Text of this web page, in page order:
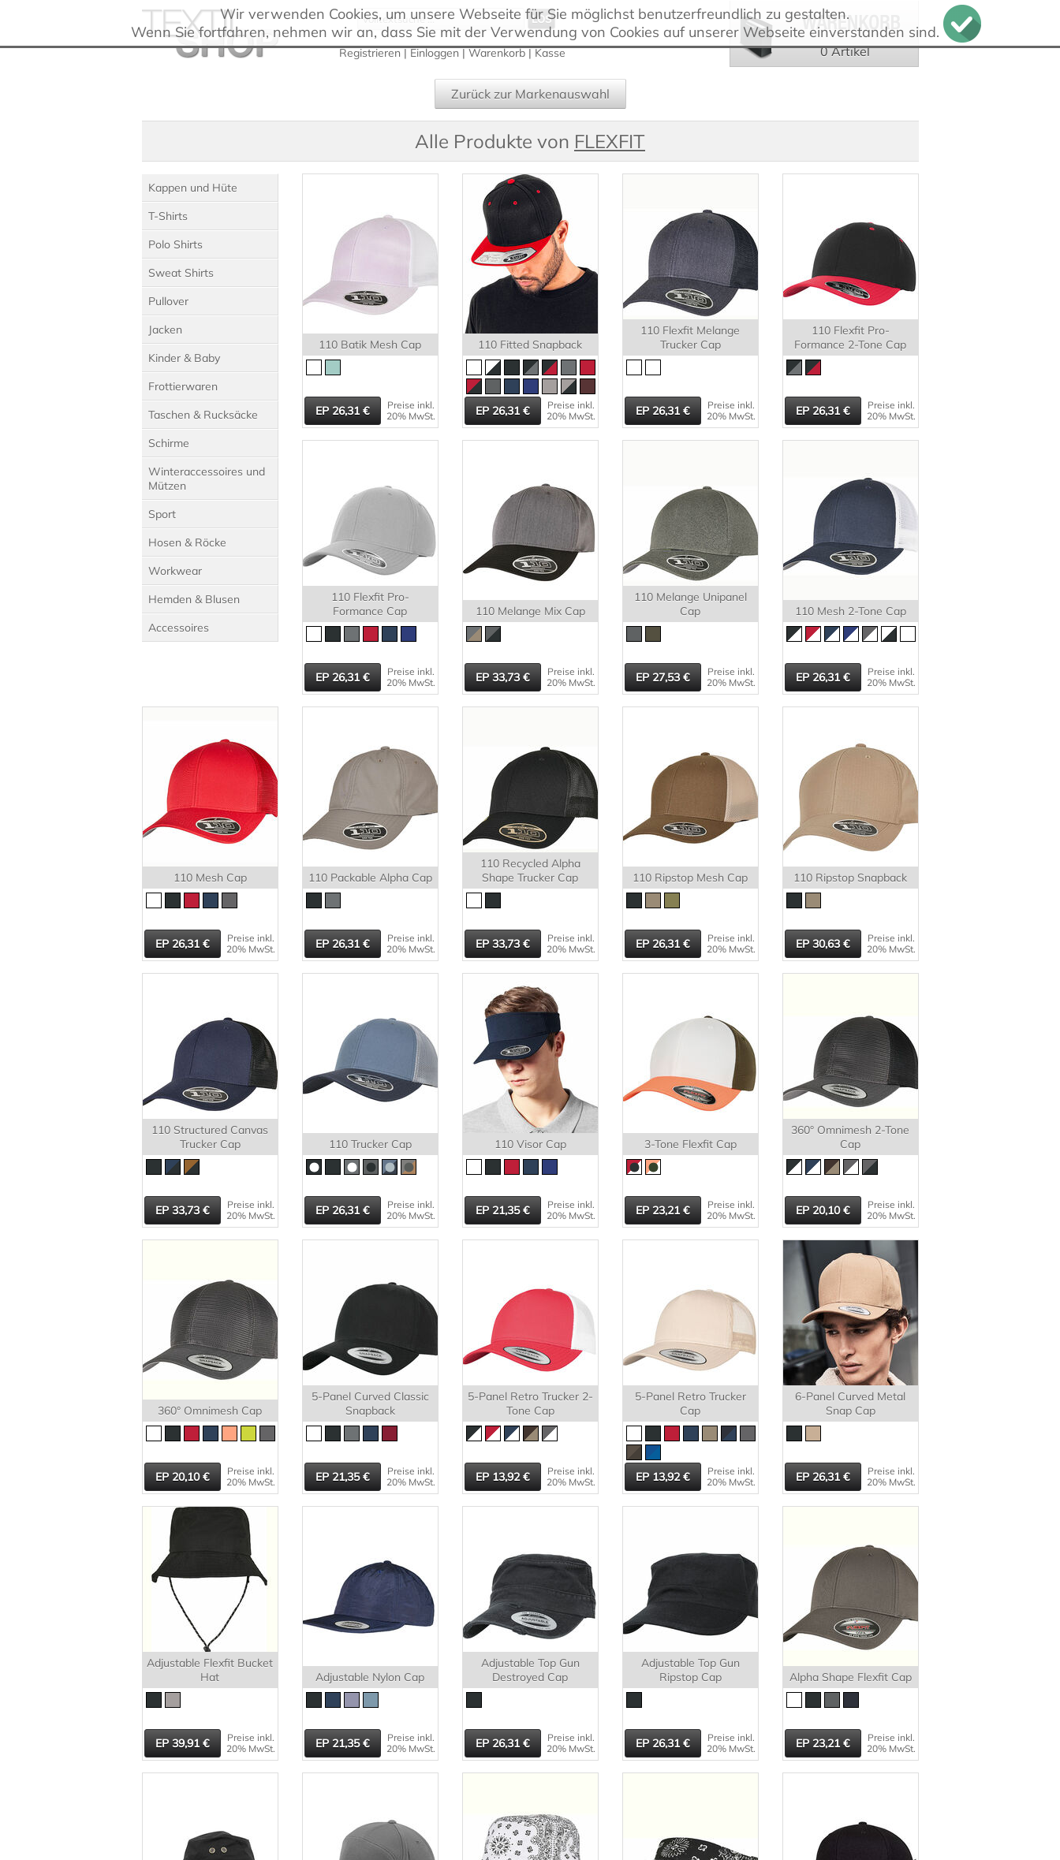
Wir verwenden Cookies, um unsere Webseite für Sie möglichst benutzerfreundlich zu gestalten.
Wenn Sie fortfahren, nehmen wir an, dass Sie mit der Verwendung von Cookies auf unserer Webseite einverstanden sind.
Registrieren|Einloggen|Warenkorb|Kasse 0 Artikel
Zurück zur Markenauswahl
Alle Produkte von FLEXFIT
Kappen und Hüte
T-Shirts
Polo Shirts
Sweat Shirts
Pullover
Jacken
Kinder & Baby
Frottierwaren
Taschen & Rucksäcke
Schirme
Winteraccessoires und
Mützen
Sport
Hosen & Röcke
Workwear
Hemden & Blusen
Accessoires
110 Batik Mesh Cap
26,31
Preise inkl.
20% MwSt.
110 Fitted Snapback
26,31
Preise inkl.
20% MwSt.
110 Flexfit Melange
Trucker Cap
26,31
Preise inkl.
20% MwSt.
110 Flexfit Pro-
Formance 2-Tone Cap
26,31
Preise inkl.
20% MwSt.
110 Flexfit Pro-
Formance Cap
26,31
Preise inkl.
20% MwSt.
110 Melange Mix Cap
33,73
Preise inkl.
20% MwSt.
110 Melange Unipanel
Cap
27,53
Preise inkl.
20% MwSt.
110 Mesh 2-Tone Cap
26,31
Preise inkl.
20% MwSt.
110 Mesh Cap
26,31
Preise inkl.
20% MwSt.
110 Packable Alpha Cap
26,31
Preise inkl.
20% MwSt.
110 Recycled Alpha
Shape Trucker Cap
33,73
Preise inkl.
20% MwSt.
110 Ripstop Mesh Cap
26,31
Preise inkl.
20% MwSt.
110 Ripstop Snapback
30,63
Preise inkl.
20% MwSt.
110 Structured Canvas
Trucker Cap
33,73
Preise inkl.
20% MwSt.
110 Trucker Cap
26,31
Preise inkl.
20% MwSt.
110 Visor Cap
21,35
Preise inkl.
20% MwSt.
3-Tone Flexfit Cap
23,21
Preise inkl.
20% MwSt.
360° Omnimesh 2-Tone
Cap
20,10
Preise inkl.
20% MwSt.
360° Omnimesh Cap
20,10
Preise inkl.
20% MwSt.
5-Panel Curved Classic
Snapback
21,35
Preise inkl.
20% MwSt.
5-Panel Retro Trucker 2-
Tone Cap
13,92
Preise inkl.
20% MwSt.
5-Panel Retro Trucker
Cap
13,92
Preise inkl.
20% MwSt.
6-Panel Curved Metal
Snap Cap
26,31
Preise inkl.
20% MwSt.
Adjustable Flexfit Bucket
Hat
39,91
Preise inkl.
20% MwSt.
Adjustable Nylon Cap
21,35
Preise inkl.
20% MwSt.
Adjustable Top Gun
Destroyed Cap
26,31
Preise inkl.
20% MwSt.
Adjustable Top Gun
Ripstop Cap
26,31
Preise inkl.
20% MwSt.
Alpha Shape Flexfit Cap
23,21
Preise inkl.
20% MwSt.